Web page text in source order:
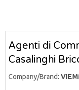
Agenti di
Casalinghi
Company/Brand: